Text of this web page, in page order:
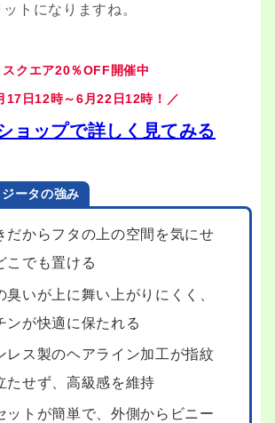
トになりますね。
スクエア20％OFF開催中
17日12時～6月22日12時！／
ョップで詳しく見てみる
ータの強み
だからフタの上の空間を気にせ
こでも置ける
臭いが上に舞い上がりにくく、
ンが快適に保たれる
レス製のヘアライン加工が指紋
たせず、高級感を維持
ットが簡単で、外側からビニー